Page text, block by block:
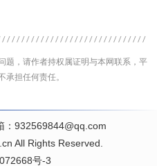
题，请作者持权属证明与本网联系，平
承担任何责任。
：932569844@qq.com
All Rights Reserved.
号-3